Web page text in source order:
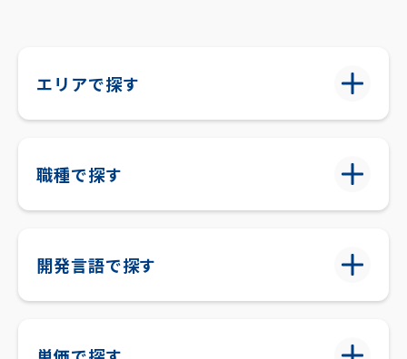
エリアで探す
職種で探す
開発言語で探す